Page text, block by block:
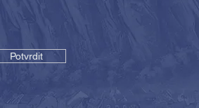
Potvrdit